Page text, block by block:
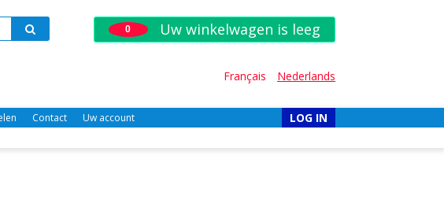
0 Uw winkelwagen is leeg
Français Nederlands
Contact Uw account LOG IN